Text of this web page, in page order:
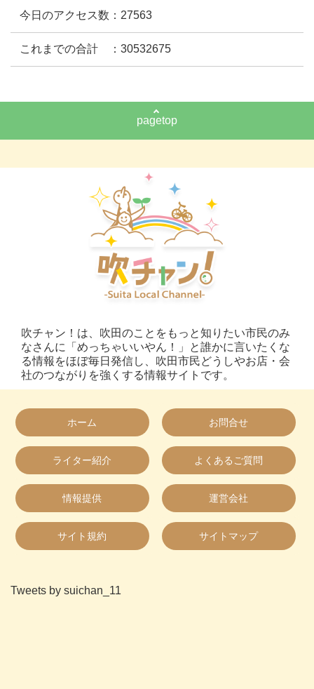
今日のアクセス数：27563
これまでの合計 ：30532675
pagetop
吹チャン！は、吹田のことをもっと知りたい市民のみ
なさんに「めっちゃいいやん！」と誰かに言いたくな
る情報をほぼ毎日発信し、吹田市民どうしやお店・会
社のつながりを強くする情報サイトです。
ホーム お問合せ
ライター紹介 よくあるご質問
情報提供 運営会社
サイト規約 サイトマップ
Tweets by suichan_11